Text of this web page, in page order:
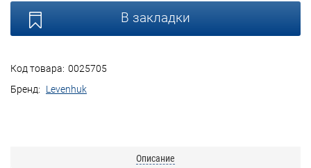
Код товара: 0025705
Бренд:
Levenhuk
В закладки
Описание